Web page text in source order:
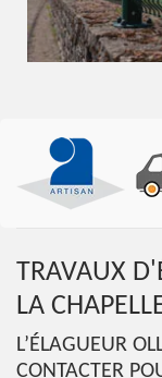
TRAVAUX
LA
L’ÉLAGUEUR
CONTACTER